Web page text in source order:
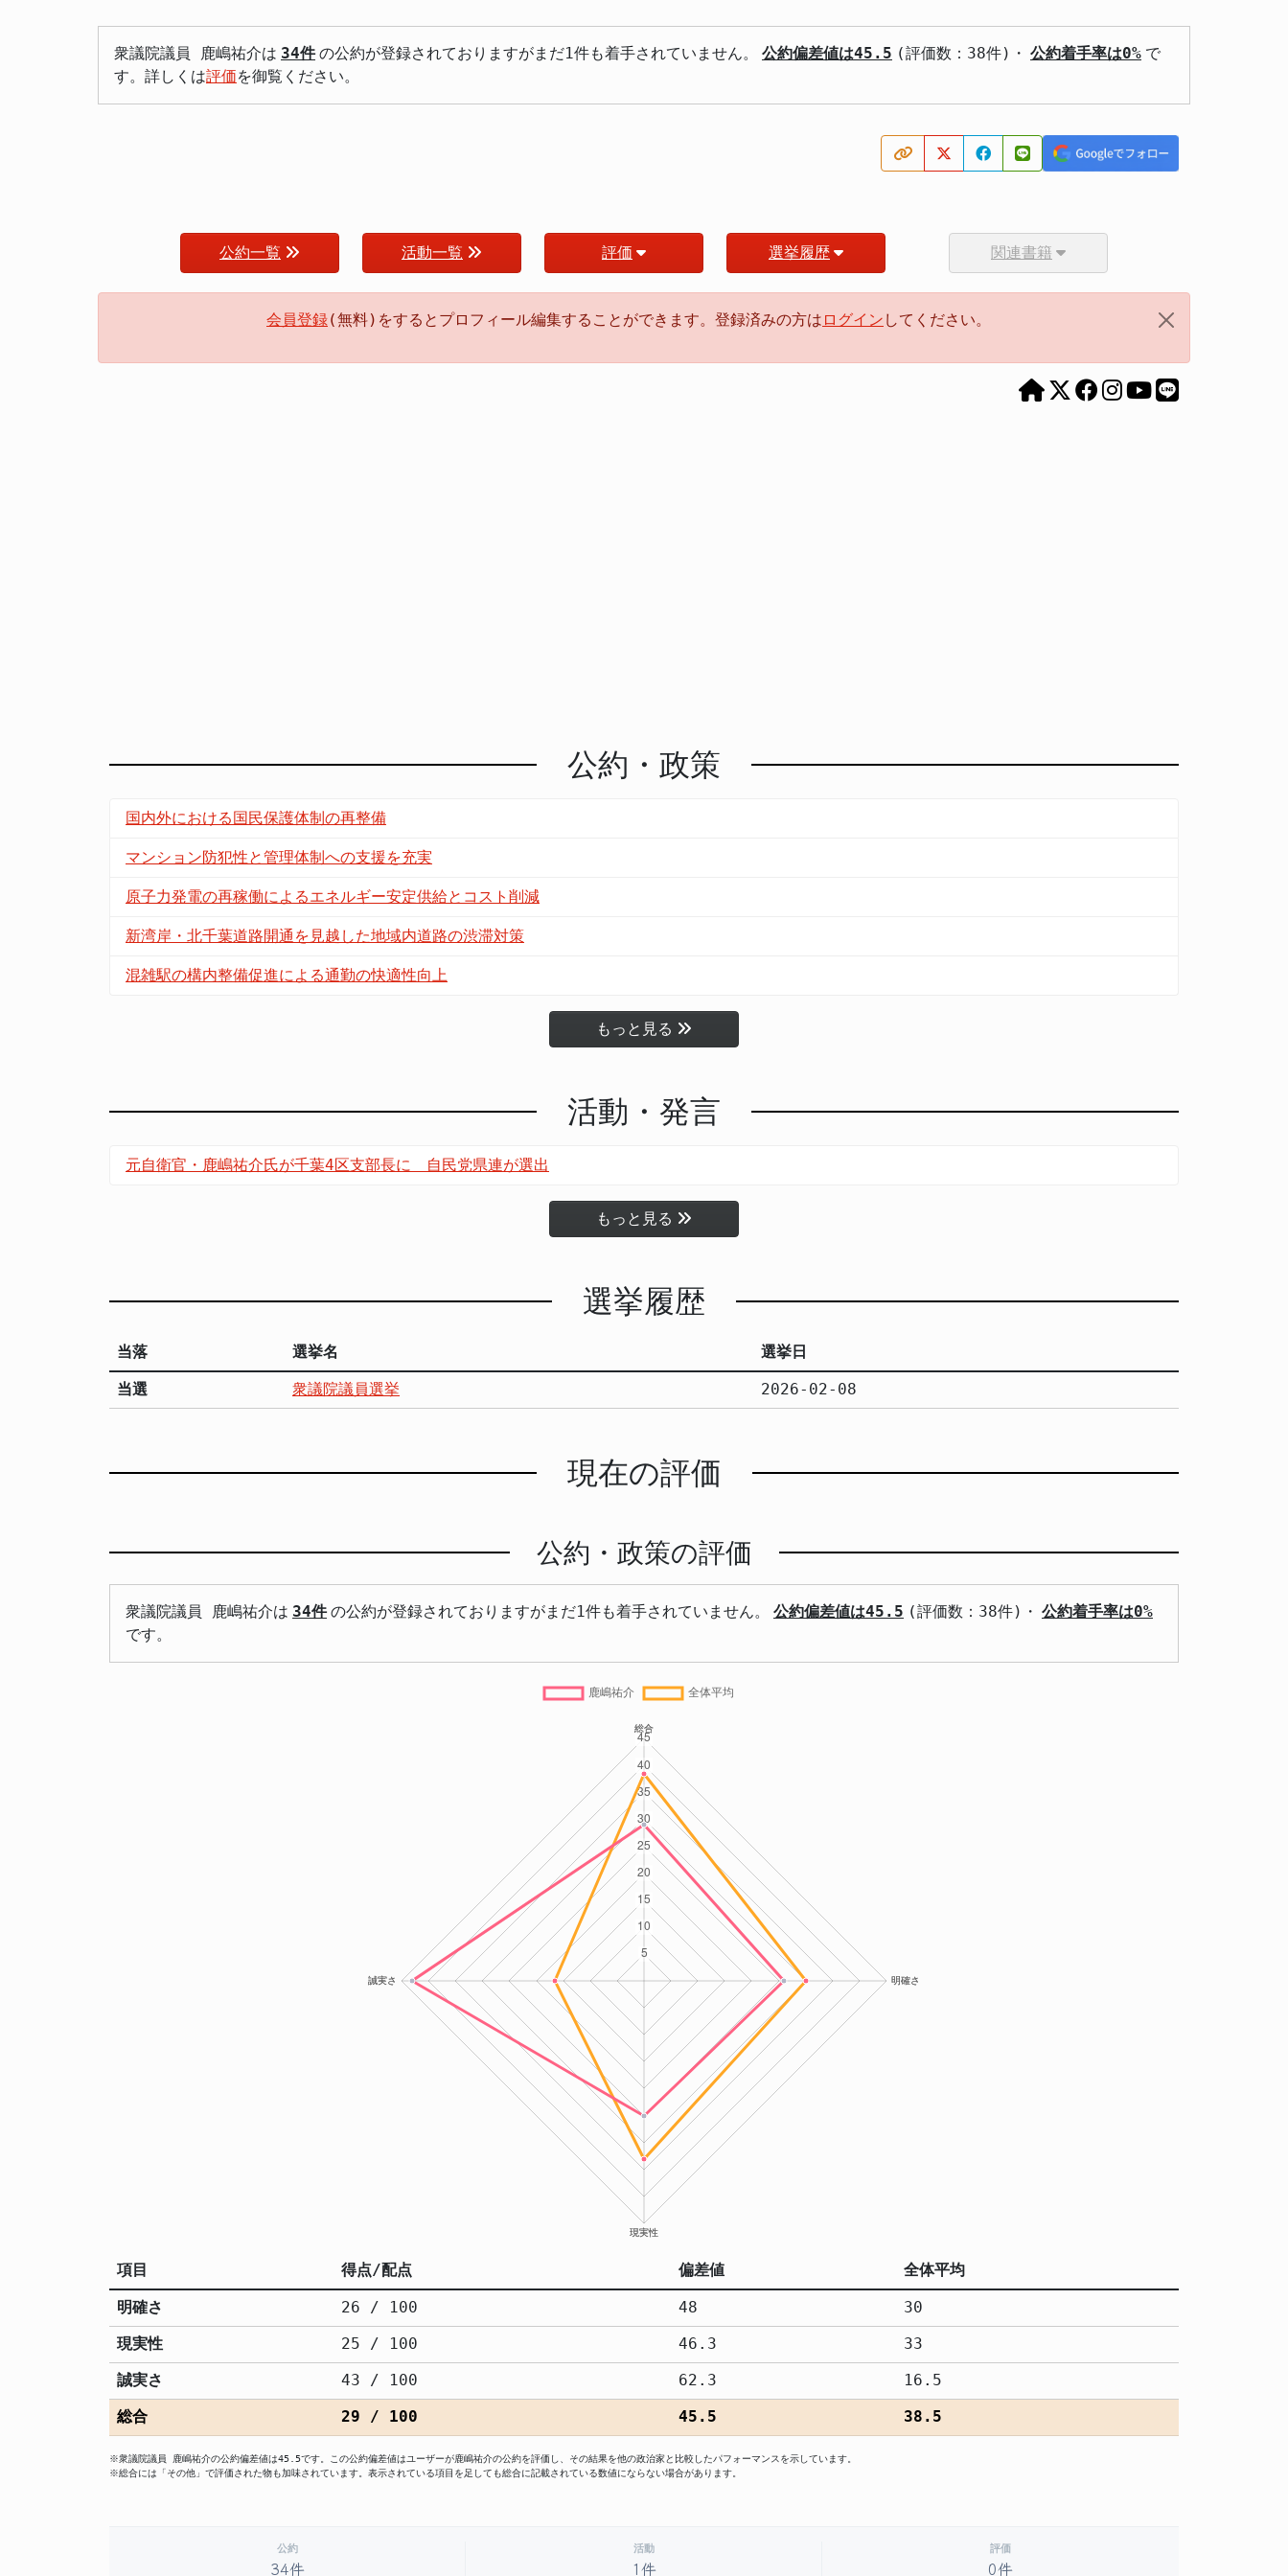
衆議院議員 鹿嶋祐介は 34件 の公約が登録されておりますがまだ1件も着手されていません。 公約偏差値は45.5 (評価数：38件)・ 公約着手率は0% で
す。詳しくは評価を御覧ください。
公約一覧 活動一覧 評価 選挙履歴 関連書籍
会員登録(無料)をするとプロフィール編集することができます。登録済みの方は ログイン してください。
公約・政策
国内外における国民保護体制の再整備
マンション防犯性と管理体制への支援を充実
原子力発電の再稼働によるエネルギー安定供給とコスト削減
新湾岸・北千葉道路開通を見越した地域内道路の渋滞対策
混雑駅の構内整備促進による通勤の快適性向上
もっと見る
活動・発言
元自衛官・鹿嶋祐介氏が千葉4区支部長に 自民党県連が選出
もっと見る
選挙履歴
当落 選挙名 選挙日
当選 衆議院議員選挙 2026-02-08
現在の評価
公約・政策の評価
衆議院議員 鹿嶋祐介は 34件 の公約が登録されておりますがまだ1件も着手されていません。 公約偏差値は45.5 (評価数：38件)・ 公約着手率は0%
です。
項目 得点/配点 偏差値 全体平均
明確さ 26 / 100 48
30
現実性
25 / 100 46.3
33
誠実さ
43 / 100 62.3
16.5
総合
29 / 100 45.5 38.5
※衆議院議員 鹿嶋祐介の公約偏差値は45.5です。この公約偏差値はユーザーが鹿嶋祐介の公約を評価し、その結果を他の政治家と比較したパフォーマンスを示しています。
※総合には「その他」で評価された物も加味されています。表示されている項目を足しても総合に記載されている数値にならない場合があります。
公約
34件
活動
1件
評価
0件